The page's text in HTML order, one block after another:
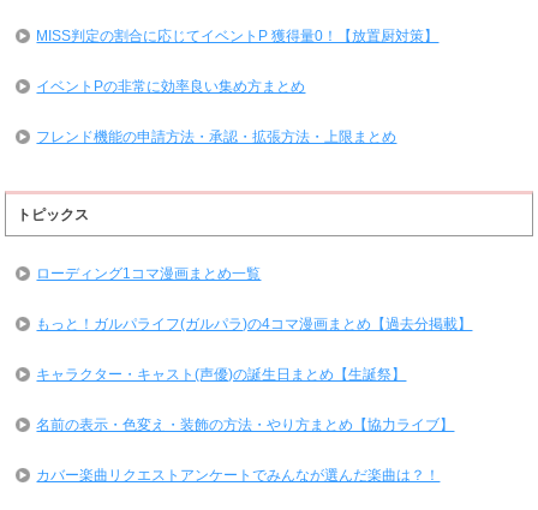
MISS判定の割合に応じてイベントP 獲得量0！【放置厨対策】
イベントPの非常に効率良い集め方まとめ
フレンド機能の申請方法・承認・拡張方法・上限まとめ
トピックス
ローディング1コマ漫画まとめ一覧
もっと！ガルパライフ(ガルパラ)の4コマ漫画まとめ【過去分掲載】
キャラクター・キャスト(声優)の誕生日まとめ【生誕祭】
名前の表示・色変え・装飾の方法・やり方まとめ【協力ライブ】
カバー楽曲リクエストアンケートでみんなが選んだ楽曲は？！